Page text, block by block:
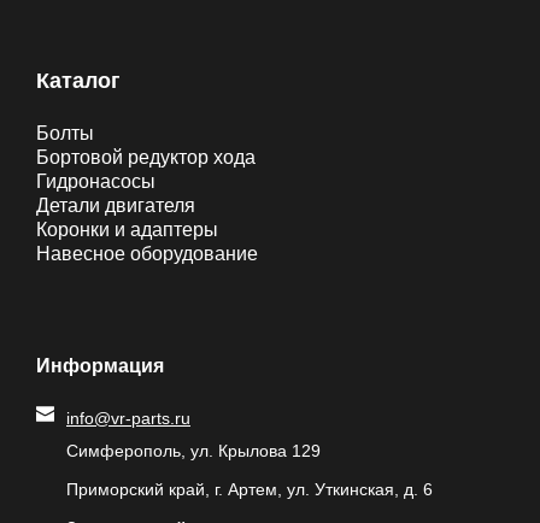
Каталог
Болты
Бортовой редуктор хода
Гидронасосы
Детали двигателя
Коронки и адаптеры
Навесное оборудование
Информация
info@vr-parts.ru
Симферополь, ул. Крылова 129
Приморский край, г. Артем, ул. Уткинская, д. 6